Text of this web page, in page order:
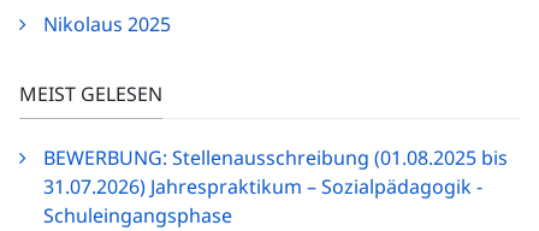
Nikolaus 2025
MEIST GELESEN
BEWERBUNG: Stellenausschreibung (01.08.2025 bis
31.07.2026) Jahrespraktikum – Sozialpädagogik -
Schuleingangsphase